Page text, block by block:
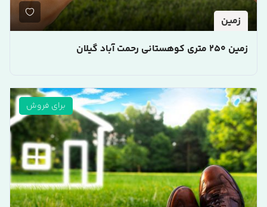
زمین
زمین 250 متری کوهستانی رحمت آباد گیلان
برای فروش